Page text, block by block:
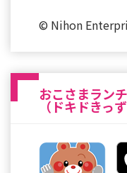
© Nihon
おこさまラン
（ドキドきっ